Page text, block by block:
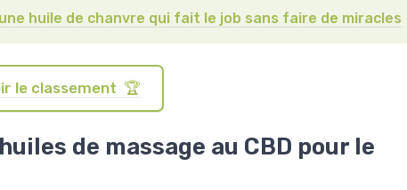
huile de chanvre qui fait le job sans faire de miracles
le classement 🏆
de massage au CBD pour le